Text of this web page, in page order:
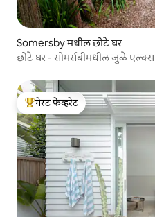
Somersby मधील छोटे घर
छोटे घर - सोमर्सबीमधील जुळे एल्क्स
टॉप गेस्ट फेव्हरेट
गेस्ट फेव्हरेट